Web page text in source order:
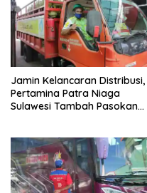
j
e
n
d
e
l
a
y
n
g
b
a
d
j
e
n
d
e
l
y
a
n
g
u
)
Jamin Kelancaran Distribusi,
Pertamina Patra Niaga
Sulawesi Tambah Pasokan